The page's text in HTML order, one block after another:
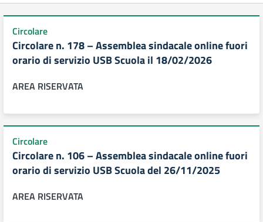
Circolare
Circolare n. 178 – Assemblea sindacale online fuori
orario di servizio USB Scuola il 18/02/2026
AREA RISERVATA
Circolare
Circolare n. 106 – Assemblea sindacale online fuori
orario di servizio USB Scuola del 26/11/2025
AREA RISERVATA